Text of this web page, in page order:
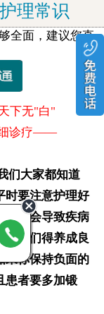
理常识
全面，建议您直
下无"白"
诊疗——
们大家都知道
时要注意护理好
感染会导致疾病
，我们得养成良
果你保持负面的
患者要多加锻